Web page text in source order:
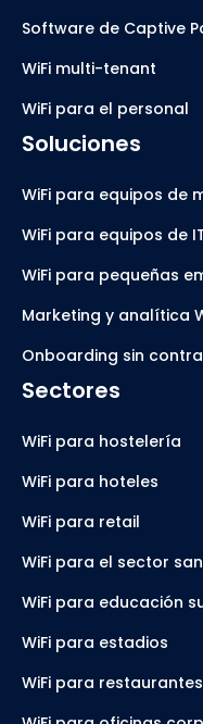
Software de Captive
WiFi multi-tenant
WiFi para el personal
Soluciones
WiFi para equipos de
WiFi para equipos de
WiFi para pequeñas
Marketing y analítica
Onboarding sin
Sectores
WiFi para hostelería
WiFi para hoteles
WiFi para retail
WiFi para el sector
WiFi para educación
WiFi para estadios
WiFi para restaurantes